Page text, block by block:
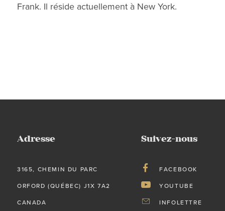
Frank. Il réside actuellement à New York.
Adresse
3165, CHEMIN DU PARC
ORFORD (QUÉBEC) J1X 7A2
CANADA
Suivez-nous
FACEBOOK
YOUTUBE
INFOLETTRE